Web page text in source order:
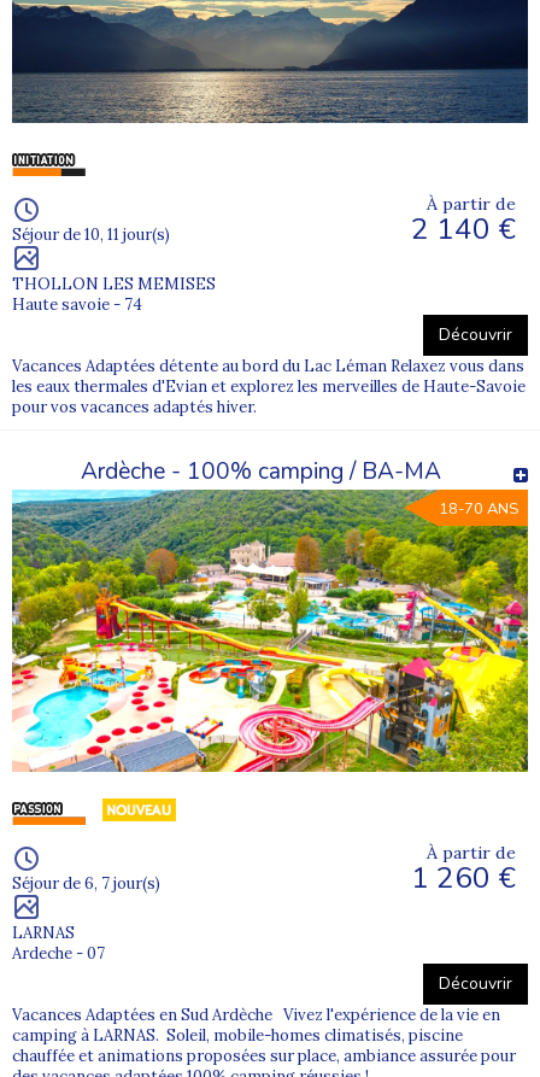
Séjour de 10, 11 jour(s)
THOLLON LES MEMISES
Haute savoie - 74
À partir de
2 140 €
Découvrir
Vacances Adaptées détente au bord du Lac Léman Relaxez vous dans
les eaux thermales d'Evian et explorez les merveilles de Haute-Savoie
pour vos vacances adaptés hiver.
Ardèche - 100% camping / BA-MA
18-70 ANS
Séjour de 6, 7 jour(s)
LARNAS
Ardeche - 07
À partir de
1 260 €
Découvrir
Vacances Adaptées en Sud Ardèche Vivez l'expérience de la vie en
camping à LARNAS. Soleil, mobile-homes climatisés, piscine
chauffée et animations proposées sur place, ambiance assurée pour